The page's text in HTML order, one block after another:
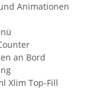
Animationen
an Bord
Xlim Top-Fill